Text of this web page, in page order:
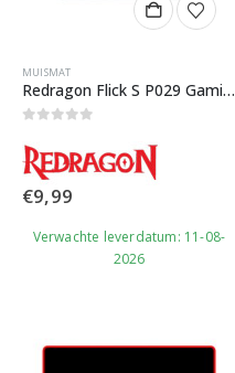
MUISMAT
Redragon Flick S P029 Gaming Muismat
€9,99
Verwachte leverdatum: 11-08-
2026